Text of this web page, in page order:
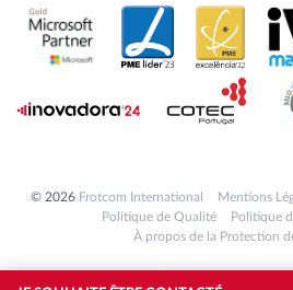
© 2026 Frotcom International Mentions
Politique de Qualité
Politique
À propos de la Protection